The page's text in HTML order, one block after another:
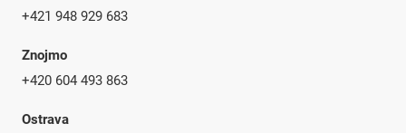
+421 948 929 683
Znojmo
+420 604 493 863
Ostrava